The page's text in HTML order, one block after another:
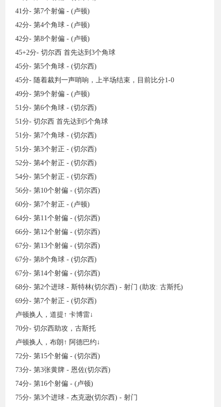
41分- 第7个射偏 - (卢顿)
42分- 第4个角球 - (卢顿)
42分- 第8个射偏 - (卢顿)
45+2分- 切尔西 首先达到3个角球
45分- 第5个角球 - (切尔西)
45分- 随着裁判一声哨响，上半场结束，目前比分1-0
49分- 第9个射偏 - (卢顿)
51分- 第6个角球 - (切尔西)
51分- 切尔西 首先达到5个角球
51分- 第7个角球 - (切尔西)
51分- 第3个射正 - (切尔西)
52分- 第4个射正 - (切尔西)
54分- 第5个射正 - (切尔西)
56分- 第10个射偏 - (切尔西)
60分- 第7个射正 - (卢顿)
64分- 第11个射偏 - (切尔西)
66分- 第12个射偏 - (切尔西)
67分- 第13个射偏 - (切尔西)
67分- 第8个角球 - (切尔西)
67分- 第14个射偏 - (切尔西)
68分- 第2个进球 - 斯特林(切尔西) - 射门 (助攻: 古斯托)
69分- 第7个射正 - (切尔西)
卢顿换人，道提↑ 卡博雷↓
70分- 切尔西助攻，古斯托
卢顿换人，布朗↑ 阿德巴约↓
72分- 第15个射偏 - (切尔西)
73分- 第3张黄牌 - 恩佐(切尔西)
74分- 第16个射偏 - (卢顿)
75分- 第3个进球 - 杰克逊(切尔西) - 射门